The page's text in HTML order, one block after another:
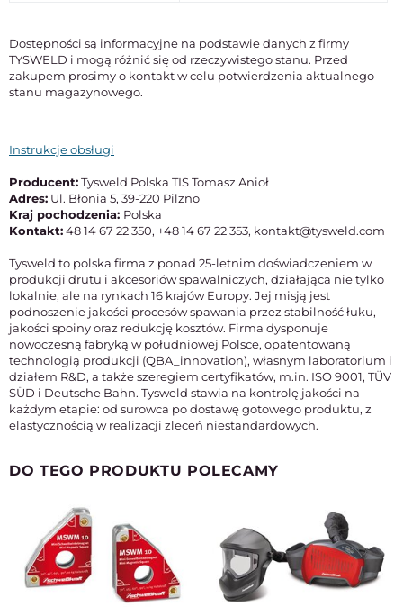
Dostępności są informacyjne na podstawie danych z firmy
TYSWELD i mogą różnić się od rzeczywistego stanu. Przed
zakupem prosimy o kontakt w celu potwierdzenia aktualnego
stanu magazynowego.
Instrukcje obsługi
Producent:Tysweld Polska TIS Tomasz Anioł
Adres: Ul. Błonia 5, 39-220 Pilzno
Kraj pochodzenia: Polska
Kontakt:48 14 67 22 350, +48 14 67 22 353, kontakt@tysweld.com
Tysweld to polska firma z ponad 25-letnim doświadczeniem w
produkcji drutu i akcesoriów spawalniczych, działająca nie tylko
lokalnie, ale na rynkach 16 krajów Europy. Jej misją jest
podnoszenie jakości procesów spawania przez stabilność łuku,
jakości spoiny oraz redukcję kosztów. Firma dysponuje
nowoczesną fabryką w południowej Polsce, opatentowaną
technologią produkcji (QBA_innovation), własnym laboratorium i
działem R&D, a także szeregiem certyfikatów, m.in. ISO 9001, TÜV
SÜD i Deutsche Bahn. Tysweld stawia na kontrolę jakości na
każdym etapie: od surowca po dostawę gotowego produktu, z
elastycznością w realizacji zleceń niestandardowych.
DO TEGO PRODUKTU POLECAMY